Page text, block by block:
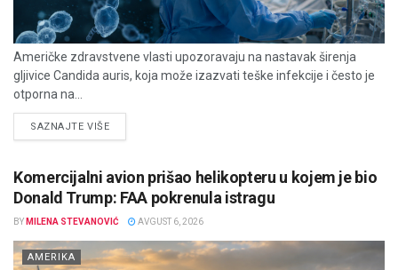
Američke zdravstvene vlasti upozoravaju na nastavak širenja
gljivice Candida auris, koja može izazvati teške infekcije i često je
otporna na...
SAZNAJTE VIŠEDETAILS
Komercijalni avion prišao helikopteru u kojem je bio
Donald Trump: FAA pokrenula istragu
BY MILENA STEVANOVIĆ AVGUST 6, 2026
AMERIKA